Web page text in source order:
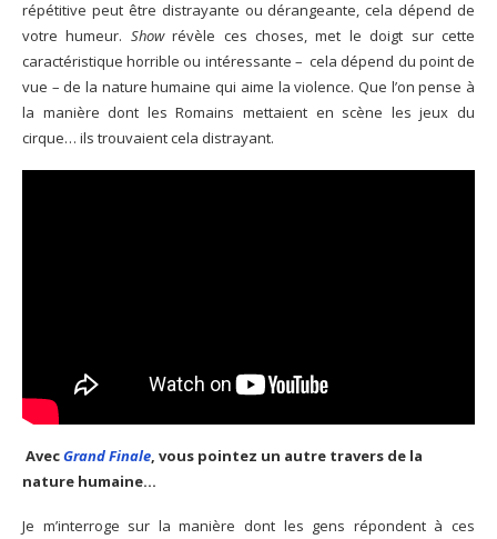
répétitive peut être distrayante ou dérangeante, cela dépend de
votre humeur. Showrévèle ces choses, met le doigt sur cette
caractéristique horrible ou intéressante – cela dépend du point de
vue – de la nature humaine qui aime la violence. Que l’on pense à
la manière dont les Romains mettaient en scène les jeux du
cirque… ils trouvaient cela distrayant.
AvecGrand Finale, vous pointez un autre travers de la
nature humaine…
Je m’interroge sur la manière dont les gens répondent à ces